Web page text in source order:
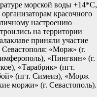
морской воды +14*С,
красочного
настроению
на территории
приняли участие
«Морж» (г.
«Пингвин» (г.
«Тарабрик» (пгт.
(пгт. Симеиз), «Морж
моржи» (г. Севастополь).